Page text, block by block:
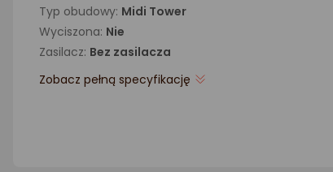
Typ obudowy: Midi Tower
Wyciszona: Nie
Zasilacz: Bez zasilacza
Zobacz pełną specyfikację